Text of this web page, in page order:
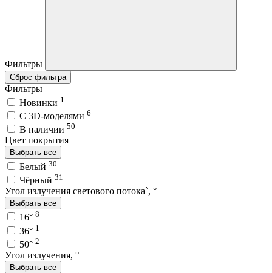
Фильтры
Сброс фильтра
Фильтры
Новинки 1
C 3D-моделями 6
В наличии 50
Цвет покрытия
Выбрать все
Белый 30
Чёрный 31
Угол излучения светового потока`, °
Выбрать все
16° 8
36° 1
50° 2
Угол излучения, °
Выбрать все